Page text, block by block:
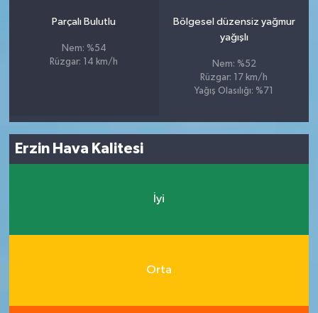
Parçalı Bulutlu
Nem: %54
Rüzgar: 14 km/h
Bölgesel düzensiz yağmur
yağışlı
Nem: %52
Rüzgar: 17 km/h
Yağış Olasılığı: %71
Erzin Hava Kalitesi
İyi
Orta